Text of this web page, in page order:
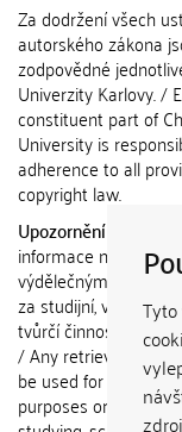
Za dodržení všech
autorského zákona
zodpovědné
Univerzity Karlovy. /
constituent part of
University is
adherence to all
copyright law.
Upozornění / Notice:
informace nemohou
výdělečným účelům
za studijní, vědeckou
tvůrčí činnost jiné
/ Any retrieved
be used for any
purposes or claimed